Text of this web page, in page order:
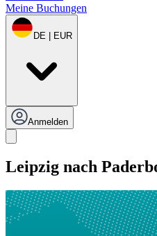
Meine Buchungen
DE | EUR
Anmelden
Leipzig nach